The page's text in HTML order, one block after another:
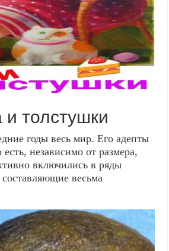
толстушки
годы весь мир. Его адепты
независимо от размера,
включились в ряды
весьма